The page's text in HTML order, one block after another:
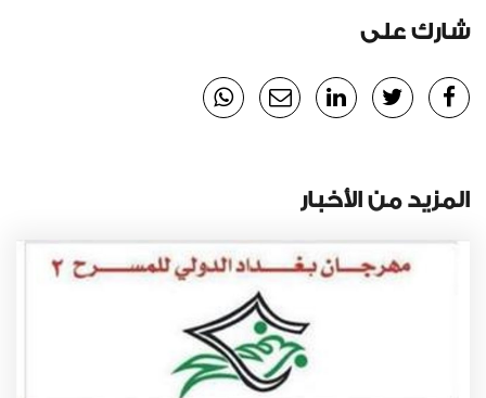
شارك على
المزيد من الأخبار